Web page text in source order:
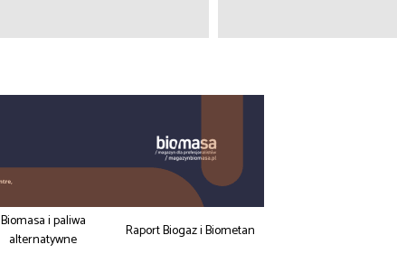
Biomasa i paliwa
alternatywne
Raport Biogaz i Biometan